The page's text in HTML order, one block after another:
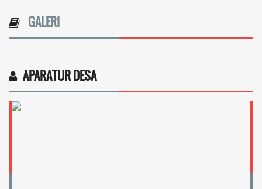
GALERI
APARATUR DESA